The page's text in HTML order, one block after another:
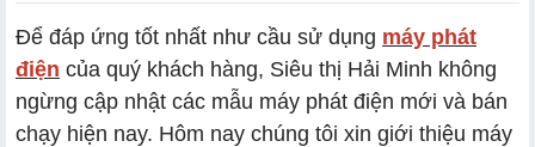
Để đáp ứng tốt nhất như cầu sử dụng máy phát
điện của quý khách hàng, Siêu thị Hải Minh không
ngừng cập nhật các mẫu máy phát điện mới và bán
chạy hiện nay. Hôm nay chúng tôi xin giới thiệu máy